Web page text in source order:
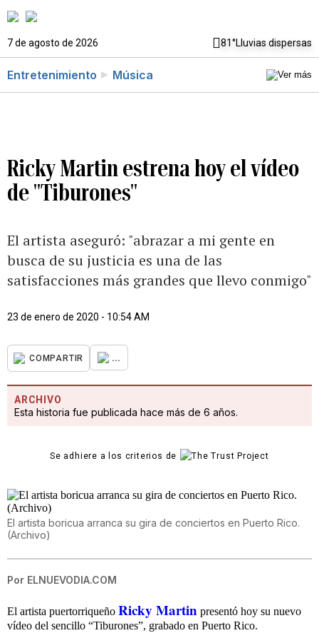
7 de agosto de 2026 81°Lluvias dispersas
Entretenimiento Música
Ricky Martin estrena hoy el vídeo
de "Tiburones"
El artista aseguró: "abrazar a mi gente en
busca de su justicia es una de las
satisfacciones más grandes que llevo conmigo"
23 de enero de 2020 - 10:54 AM
COMPARTIR ...
ARCHIVO
Esta historia fue publicada hace más de 6 años.
Se adhiere a los criterios de
El artista boricua arranca su gira de conciertos en Puerto Rico.
(Archivo)
Por ELNUEVODIA.COM
El artista puertorriqueño Ricky Martin presentó hoy su nuevo
vídeo del sencillo “Tiburones”, grabado en Puerto Rico.